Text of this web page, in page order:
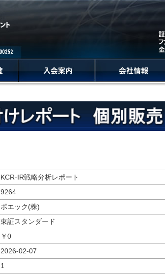
KCR-IR戦略分析レポート
9264
ポエック(株)
東証スタンダード
￥0
2026-02-07
1